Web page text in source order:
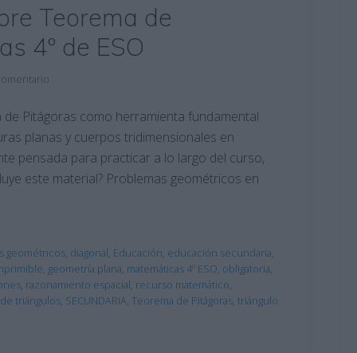
Teorema de
4º de ESO
Pitágoras como herramienta fundamental
planas y cuerpos tridimensionales en
pensada para practicar a lo largo del curso,
este material? Problemas geométricos en
geométricos, diagonal, Educación, educación secundaria,
, geometría plana, matemáticas 4º ESO, obligatoria,
, razonamiento espacial, recurso matemático,
triángulos, SECUNDARIA, Teorema de Pitágoras, triángulo